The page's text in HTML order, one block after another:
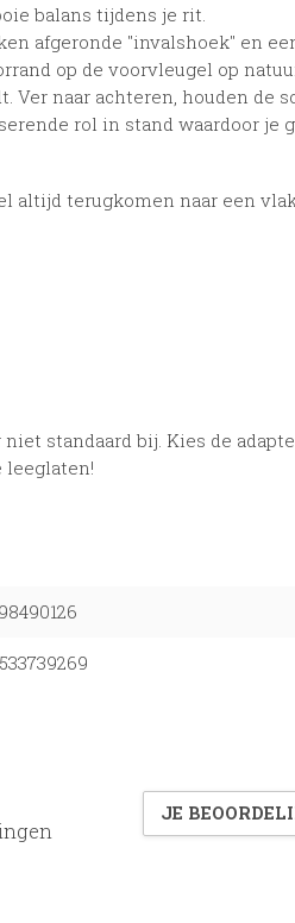
balans tijdens je rit.
afgeronde "invalshoek" en
op de voorvleugel op
Ver naar achteren, houden de
rol in stand waardoor je
altijd terugkomen naar een
standaard bij. Kies de
leeglaten!
JE